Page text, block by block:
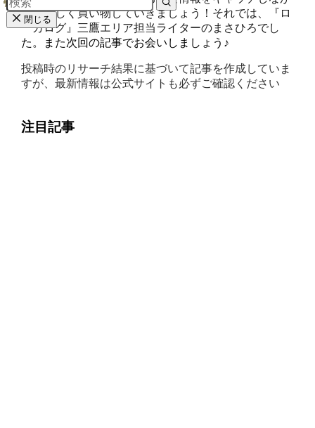
ら、楽しく買い物していきましょう！それでは、『ロ
ーカログ』三鷹エリア担当ライターのまさひろでし
た。また次回の記事でお会いしましょう♪
投稿時のリサーチ結果に基づいて記事を作成していま
すが、最新情報は公式サイトも必ずご確認ください
注目記事
閉じる